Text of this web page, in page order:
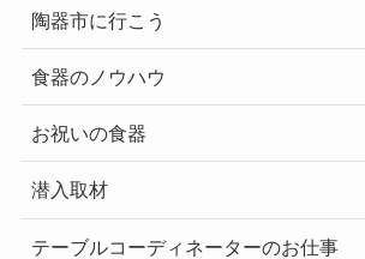
陶器市に行こう
食器のノウハウ
お祝いの食器
潜入取材
テーブルコーディネーターのお仕事